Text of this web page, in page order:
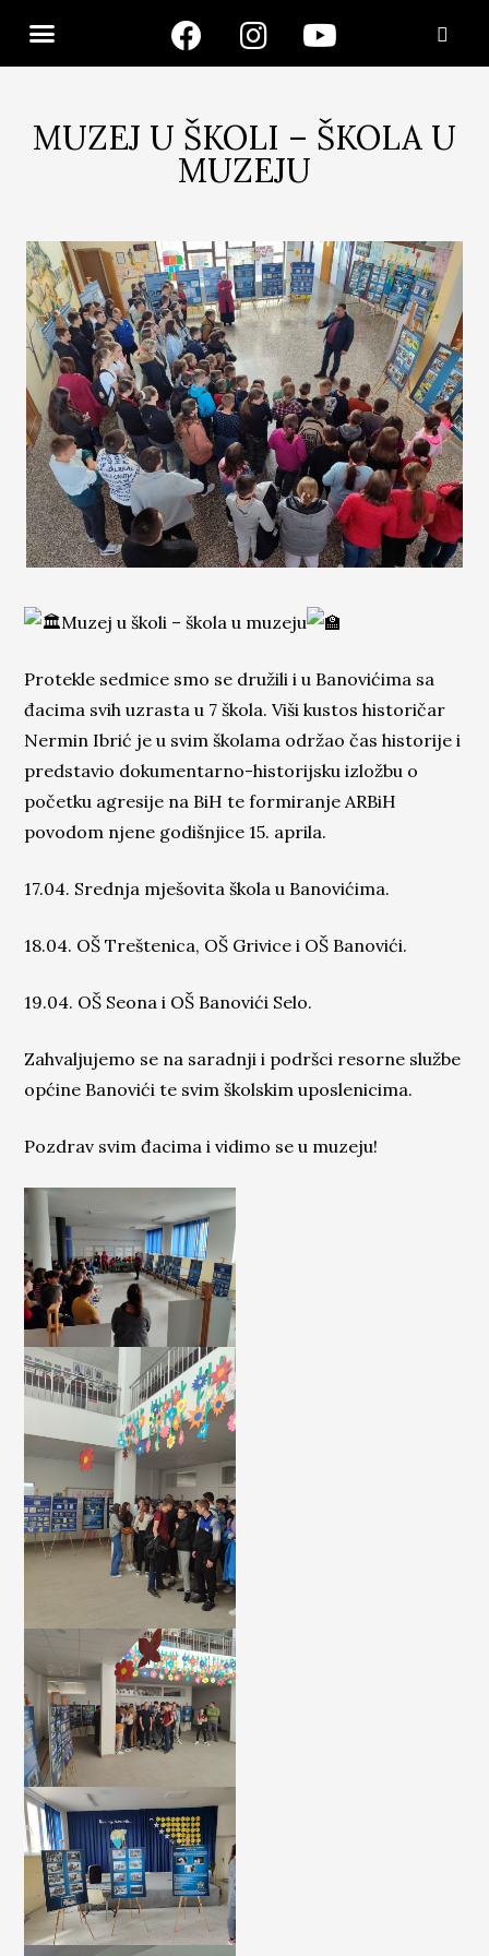
MUZEJ U ŠKOLI – ŠKOLA U
MUZEJU
Muzej u školi – škola u muzeju
Protekle sedmice smo se družili i u Banovićima sa
đacima svih uzrasta u 7 škola. Viši kustos historičar
Nermin Ibrić je u svim školama održao čas historije i
predstavio dokumentarno-historijsku izložbu o
početku agresije na BiH te formiranje ARBiH
povodom njene godišnjice 15. aprila.
17.04. Srednja mješovita škola u Banovićima.
18.04. OŠ Treštenica, OŠ Grivice i OŠ Banovići.
19.04. OŠ Seona i OŠ Banovići Selo.
Zahvaljujemo se na saradnji i podršci resorne službe
općine Banovići te svim školskim uposlenicima.
Pozdrav svim đacima i vidimo se u muzeju!